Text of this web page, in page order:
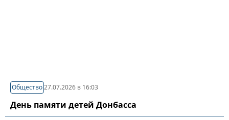
Общество27.07.2026 в 16:03
День памяти детей Донбасса